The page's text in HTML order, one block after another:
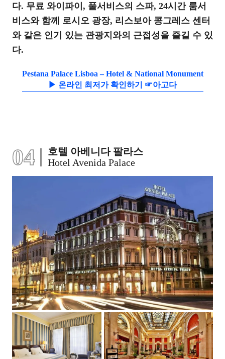
다. 무료 와이파이, 풀서비스의 스파, 24시간 룸서
비스와 함께 로시오 광장, 리스보아 콩그레스 센터
와 같은 인기 있는 관광지와의 근접성을 즐길 수 있
다.
Pestana Palace Lisboa – Hotel & National Monument
▶ 온라인 최저가 확인하기 ☞아고다
04
호텔 아베니다 팔라스
Hotel Avenida Palace